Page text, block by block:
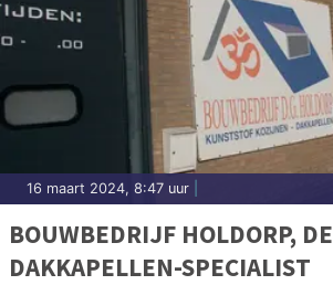
16 maart 2024, 8:47 uur
BOUWBEDRIJF HOLDORP, DE
DAKKAPELLEN-SPECIALIST